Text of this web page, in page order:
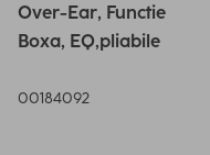
Over-Ear, Functie
Boxa, EQ,pliabile
00184092